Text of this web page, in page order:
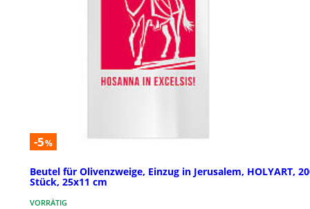
-5%
Beutel für Olivenzweige, Einzug in Jerusalem, HOLYART,
Stück, 25x11 cm
VORRÄTIG